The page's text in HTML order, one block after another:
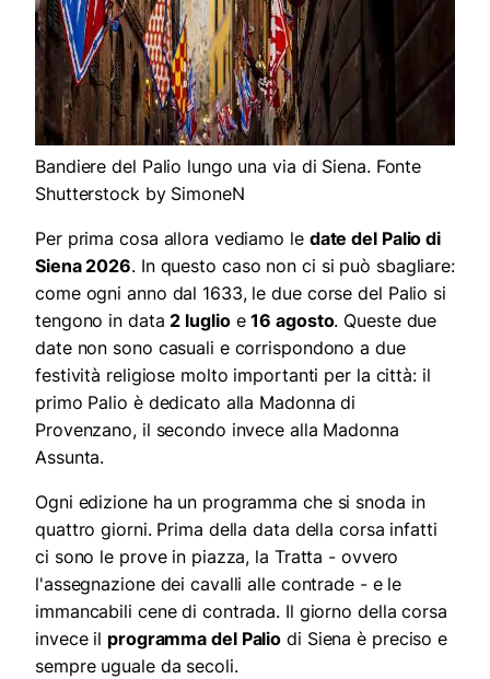
Bandiere del Palio lungo una via di Siena. Fonte
Shutterstock by SimoneN
Per prima cosa allora vediamo le date del Palio di
Siena 2026. In questo caso non ci si può sbagliare:
come ogni anno dal 1633, le due corse del Palio si
tengono in data2 luglioe16 agosto. Queste due
date non sono casuali e corrispondono a due
festività religiose molto importanti per la città: il
primo Palio è dedicato alla Madonna di
Provenzano, il secondo invece alla Madonna
Assunta.
Ogni edizione ha un programma che si snoda in
quattro giorni. Prima della data della corsa infatti
ci sono le prove in piazza, la Tratta - ovvero
l'assegnazione dei cavalli alle contrade - e le
immancabili cene di contrada. Il giorno della corsa
invece il programma del Palio di Siena è preciso e
sempre uguale da secoli.